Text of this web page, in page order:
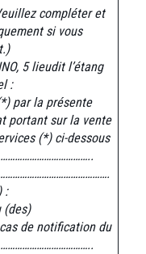
compléter et
si vous
5 lieudit l’étang
:
par la présente
portant sur la vente
(*) ci-dessous
:
(des)
de notification du